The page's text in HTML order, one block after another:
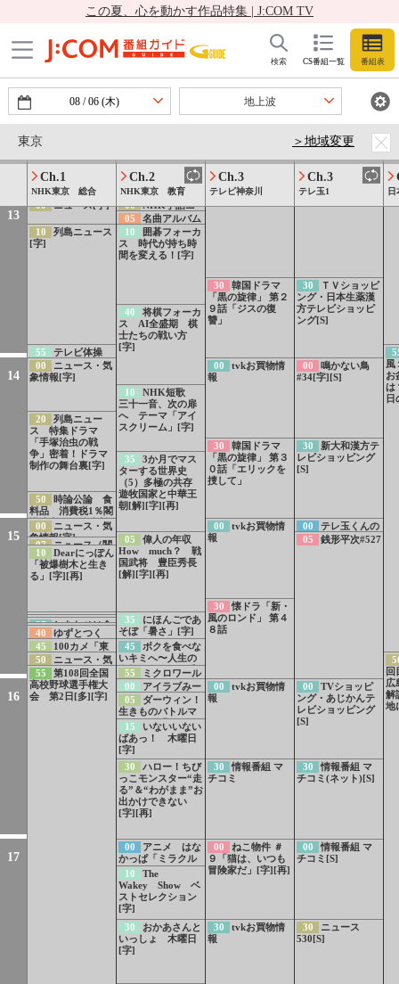
この夏、心を動かす作品特集 | J:COM TV
CS番組一覧 番組表
検索
08 / 06 (木) 地上波
東京 ＞地域変更
Ch.1
NHK東京 総合
Ch.2
NHK東京 教育
Ch.3
テレビ神奈川
Ch.3
テレ玉1
12
13
14
15
16
17
ニュース[字]
ニュース（関
東）[字]
30
【連続テレビ
小説】ひよっこ
（4）「お父ちゃん
が帰ってくる！」
[解][字]
45
【連続テレビ
小説】風、薫る
（94）第19週「黎
明（れいめい）の
翼」[解][字][再]
00 ニュース[字]
10
列島ニュース
[字]
55
テレビ体操
[字]
00
ニュース・気
象情報[字]
20
列島ニュー
ス 特集ドラマ
「手塚治虫の戦
争」密着！ドラマ
制作の舞台裏[字]
50
時論公論 食
料品 消費税1％閣
議決定 政治決断
に注がれる視線
[字][再]
00
ニュース・気
象情報[字]
07
ニュース（関
東甲信越）[字]
10
Dearにっぽん
「被爆樹木と生き
る」[字][再]
35
NHKスペシ
ャルPR 無言の証
言者 原爆ドーム
が背負う“戦争”
36
LIFE！夏 1
分PR 久保史緒里
初登場！豪華キャ
スト集結！
37
しあわせは食
べて寝て待て〜早
春の養生編〜事前
PR[字]
39
NHK夏の音
楽祭 うたであえ
たら 2026 北川
景子インタビュー
＆メッセージ募集
40
ゆずとつく
る 未来へつなぐ
うた NHK東日本
大震災15年 震災
伝承ソング「幾
重」
45
100カメ「東
海道新幹線」制作
舞台裏[字]
50
ニュース・気
象情報[字]
55
第108回全国
高校野球選手権大
会 第2日[多][字]
50
ミミクリーズ
くろう」[解][字]
00
きょうの健
康 みんなの「知
トラブル」[解][字]
[再]
究所 小さな幸せ
運ぶハーブ[解][字]
00
NHK手話ニ
ュース[手]
05
名曲アルバム
「サウンド・オ
ブ・ミュージッ
ク」から リチャ
10
囲碁フォーカ
ス 時代が持ち時
間を変える！[字]
40
将棋フォーカ
ス AI全盛期 棋
士たちの戦い方
[字]
10
NHK短歌
三十一音、次の扉
へ テーマ「アイ
スクリーム」[字]
35
3か月でマス
ターする世界史
（5）多極の共存
遊牧国家と中華王
朝[解][字][再]
05
偉人の年収
How much？ 戦
国武将 豊臣秀長
[解][字][再]
35
にほんごであ
そぼ「暑さ」[字]
[デ]
45
ボクを食べな
いキミへ〜人生の
食敵〜 須田亜香
里 VS グレープ
フルーツ[字]
55
ミクロワール
ド「針で攻撃 イ
ソギンチャク」
[字]
00
アイラブみー
PR[字]
05
ダーウィン！
生きものバトルマ
スターズ「とびだ
せ！ロケットジャ
ンプ対決」[字]
15
いないいない
ばあっ！ 木曜日
[字]
30
ハロー！ちび
っこモンスター“走
る”＆“わがまま”お
出かけできない
[字][再]
00
アニメ はな
かっぱ「ミラクル
ウーマンはだれ
だ！」「歌ってモ
ンシロー」[字][デ]
10
The
Wakey Show ベ
ストセレクション
[字]
30
おかあさんと
いっしょ 木曜日
[字]
report▽カタマリ
オリジナルライ
ブ・未完成の部屋/
アマイワナ
猫のひたいほ
どワイドNEO▽猫
ひた夏の風物詩!?
三浦だよ!全員集
合!!(三浦市)
30
韓国ドラマ
「黒の旋律」 第２
９話「ジスの復
讐」
00
tvkお買物情
報
30
韓国ドラマ
「黒の旋律」 第３
０話「エリックを
捜して」
00
tvkお買物情
報
30
懐ドラ「新・
風のロンド」 第４
８話
00
tvkお買物情
報
30
情報番組 マ
チコミ
00
ねこ物件 ＃
９「猫は、いつも
冒険家だ」[字][再]
30
tvkお買物情
報
ニュース
1155[S]猫のひたいほ
どワイド NEO[S]
30
如懿伝〜紫禁
城に散る宿命の王
妃〜#49[字][S]
30
ＴＶショッピ
ング・日本生薬漢
方テレビショッピ
ング[S]
00
鳴かない鳥
#34[字][S]
30
新大和漢方テ
レビショッピング
[S]
00
テレ玉くんの
うた[S]
05 銭形平次#527
00
TVショッピ
ング・あじかんテ
レビショッピング
[S]
30
情報番組 マ
チコミ(ネット)[S]
00
情報番組 マ
チコミ[S]
30
ニュース
530[S]
[
付
風
お
は
日
回
広
解
地